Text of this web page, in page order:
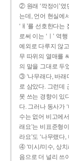
② 원래 ‘깍정이’였
는데, 언어 현실에
‘ㅐ’를 선호한다는
로써 이는 ‘ㅣ’ 역
예외로 다루지 않
무 따위의 열매를
의 말을 그대로 두
③ ‘나무래다, 바래
로 삼았다. 그런데
못 쓰는 경향이 있
다. 그러나 동사가
수는 없어 비고에
래요’는 비표준형
라요’도 ‘나무랬다
④ ‘미시/미수, 상치
음으로 더 널리 쓰